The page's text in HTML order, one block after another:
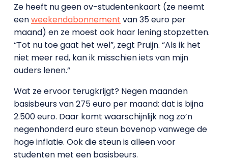
Ze heeft nu geen ov-studentenkaart (ze neemt
eenweekendabonnement van 35 euro per
maand) en ze moest ook haar lening stopzetten.
“Tot nu toe gaat het wel”, zegt Pruijn. “Als ik het
niet meer red, kan ik misschien iets van mijn
ouders lenen.”
Wat ze ervoor terugkrijgt? Negen maanden
basisbeurs van 275 euro per maand: dat is bijna
2.500 euro. Daar komt waarschijnlijk nog zo’n
negenhonderd euro steun bovenop vanwege de
hoge inflatie. Ook die steun is alleen voor
studenten met een basisbeurs.